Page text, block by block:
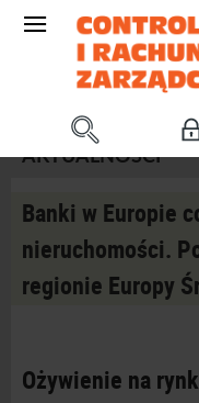
AKTUALNOŚCI
Banki w Europie
nieruchomości.
regionie Europy
Ożywienie na